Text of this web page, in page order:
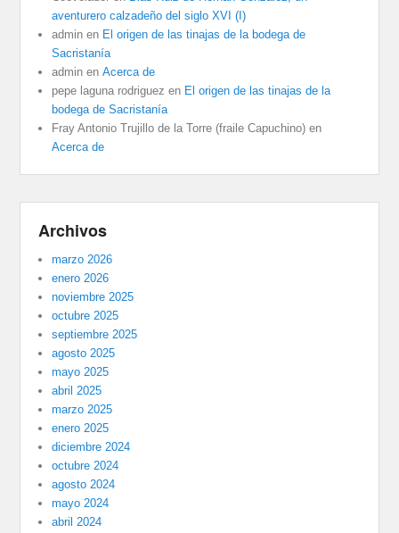
aventurero calzadeño del siglo XVI (I)
admin en El origen de las tinajas de la bodega de
Sacristanía
admin enAcerca de
pepe laguna rodriguez en El origen de las tinajas de la
bodega de Sacristanía
Fray Antonio Trujillo de la Torre (fraile Capuchino) en
Acerca de
Archivos
marzo 2026
enero 2026
noviembre 2025
octubre 2025
septiembre 2025
agosto 2025
mayo 2025
abril 2025
marzo 2025
enero 2025
diciembre 2024
octubre 2024
agosto 2024
mayo 2024
abril 2024